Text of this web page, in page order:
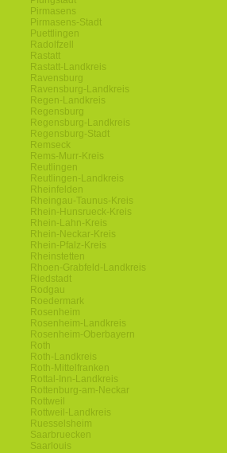
Pirmasens
Pirmasens-Stadt
Puettlingen
Radolfzell
Rastatt
Rastatt-Landkreis
Ravensburg
Ravensburg-Landkreis
Regen-Landkreis
Regensburg
Regensburg-Landkreis
Regensburg-Stadt
Remseck
Rems-Murr-Kreis
Reutlingen
Reutlingen-Landkreis
Rheinfelden
Rheingau-Taunus-Kreis
Rhein-Hunsrueck-Kreis
Rhein-Lahn-Kreis
Rhein-Neckar-Kreis
Rhein-Pfalz-Kreis
Rheinstetten
Rhoen-Grabfeld-Landkreis
Riedstadt
Rodgau
Roedermark
Rosenheim
Rosenheim-Landkreis
Rosenheim-Oberbayern
Roth
Roth-Landkreis
Roth-Mittelfranken
Rottal-Inn-Landkreis
Rottenburg-am-Neckar
Rottweil
Rottweil-Landkreis
Ruesselsheim
Saarbruecken
Saarlouis